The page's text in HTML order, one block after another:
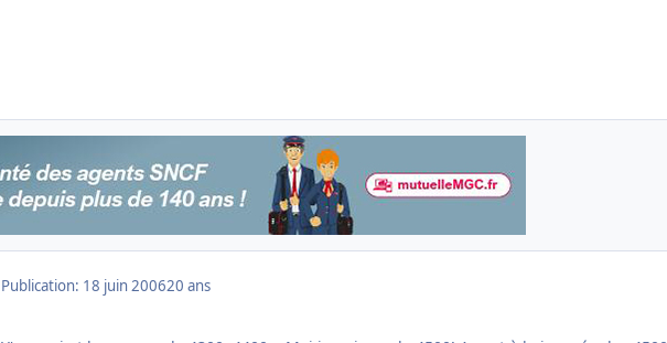
Publication: 18 juin 200620 ans